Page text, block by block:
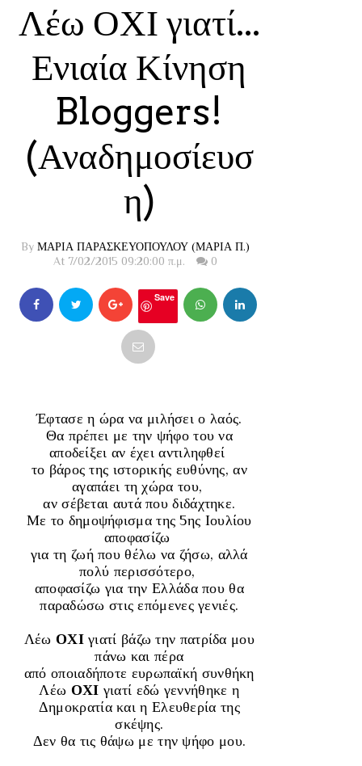
Λέω ΟΧΙ γιατί...
Ενιαία Κίνηση
Bloggers!
(Αναδημοσίευσ
η)
By ΜΑΡΙΑ ΠΑΡΑΣΚΕΥΟΠΟΥΛΟΥ (ΜΑΡΙΑ Π.)
At 7/02/2015 09:20:00 π.μ.
0
Save
Έφτασε η ώρα να μιλήσει ο λαός.
Θα πρέπει με την ψήφο του να
αποδείξει αν έχει αντιληφθεί
το βάρος της ιστορικής ευθύνης, αν
αγαπάει τη χώρα του,
αν σέβεται αυτά που διδάχτηκε.
Με το δημοψήφισμα της 5ης Ιουλίου
αποφασίζω
για τη ζωή που θέλω να ζήσω, αλλά
πολύ περισσότερο,
αποφασίζω για την Ελλάδα που θα
παραδώσω στις επόμενες γενιές.
Λέω ΟΧΙγιατί βάζω την πατρίδα μου
πάνω και πέρα
από οποιαδήποτε ευρωπαϊκή συνθήκη
Λέω ΟΧΙ γιατί εδώ γεννήθηκε η
Δημοκρατία και η Ελευθερία της
σκέψης.
Δεν θα τις θάψω με την ψήφο μου.